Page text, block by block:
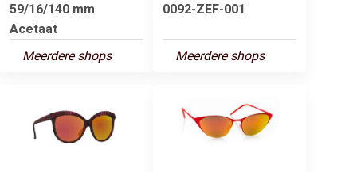
59/16/140 mm
Acetaat
Meerdere shops
0092-ZEF-001
Meerdere shops